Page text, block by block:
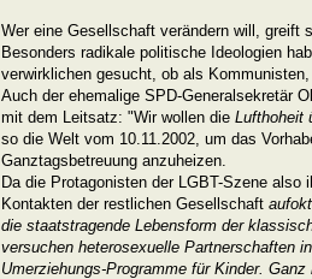
Wer eine Gesellschaft verändern will, greift
Besonders radikale politische Ideologien
verwirklichen gesucht, ob als
Auch der ehemalige SPD-Generalsekretär
mit dem Leitsatz: "Wir wollen die Lufthoheit
so die Welt vom 10.11.2002, um das
Ganztagsbetreuung anzuheizen.
Da die Protagonisten der LGBT-Szene also
Kontakten der restlichen Gesellschaft
die staatstragende Lebensform der
versuchen heterosexuelle Partnerschaften
Umerziehungs-Programme für Kinder.